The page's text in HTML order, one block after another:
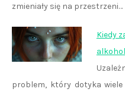
zmieniały się na przestrzeni…
Kiedy
problem, który dotyka wiele